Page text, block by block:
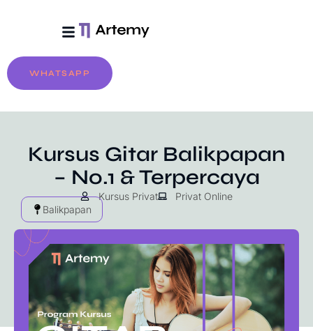
WHATSAPP
Kursus Gitar Balikpapan
– No.1 & Terpercaya
Kursus Privat
Privat Online
Balikpapan